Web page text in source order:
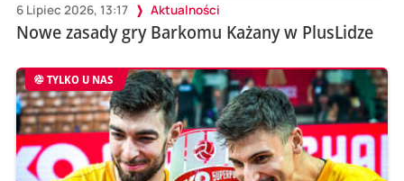
6 Lipiec 2026, 13:17 Aktualności
Nowe zasady gry Barkomu Każany w PlusLidze
TYLKO U NAS